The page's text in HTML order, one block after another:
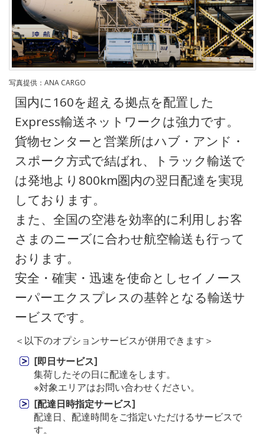
写真提供：ANA CARGO
国内に160を超える拠点を配置した
Express輸送ネットワークは強力です。
貨物センターと営業所はハブ・アンド・
スポーク方式で結ばれ、トラック輸送で
は発地より800km圏内の翌日配達を実現
しております。
また、全国の空港を効率的に利用しお客
さまのニーズに合わせ航空輸送も行って
おります。
安全・確実・迅速を使命としセイノース
ーパーエクスプレスの基幹となる輸送サ
ービスです。
＜以下のオプションサービスが併用できます＞
[即日サービス]
集荷したその日に配達をします。
※対象エリアはお問い合わせください。
[配達日時指定サービス]
配達日、配達時間をご指定いただけるサービスで
す。